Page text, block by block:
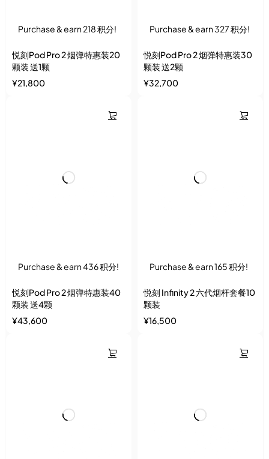
Purchase & earn 218 积分!
悦刻Pod Pro 2 烟弹特惠装20
颗装 送1颗
¥21,800
Purchase & earn 327 积分!
悦刻Pod Pro 2 烟弹特惠装30
颗装 送2颗
¥32,700
Purchase & earn 436 积分!
悦刻Pod Pro 2 烟弹特惠装40
颗装 送4颗
¥43,600
Purchase & earn 165 积分!
悦刻 Infinity 2 六代烟杆套餐10
颗装
¥16,500